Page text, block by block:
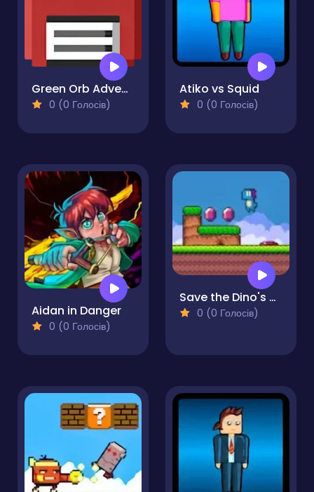
Green Orb Adventure
0 (0 Голосів)
Atiko vs Squid
0 (0 Голосів)
Aidan in Danger
0 (0 Голосів)
Save the Dino's World
0 (0 Голосів)